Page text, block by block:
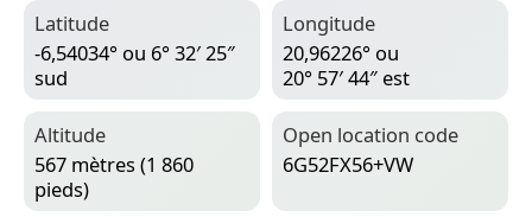
Latitude
-6,54034° ou 6° 32′ 25″
sud
Longitude
20,96226° ou
20° 57′ 44″ est
Altitude
567 mètres (1 860
pieds)
Open location code
6G52FX56+VW